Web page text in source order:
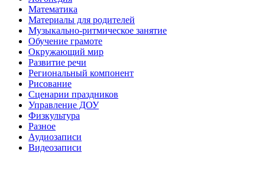
Математика
Материалы для родителей
Музыкально-ритмическое занятие
Обучение грамоте
Окружающий мир
Развитие речи
Региональный компонент
Рисование
Сценарии праздников
Управление ДОУ
Физкультура
Разное
Аудиозаписи
Видеозаписи